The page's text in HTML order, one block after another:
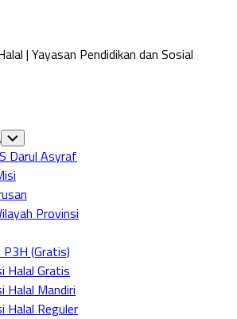
| Yayasan Pendidikan dan Sosial
Toggle
Child
Menu
Darul Asyraf
Provinsi
(Gratis)
Halal Gratis
Halal Mandiri
Halal Reguler